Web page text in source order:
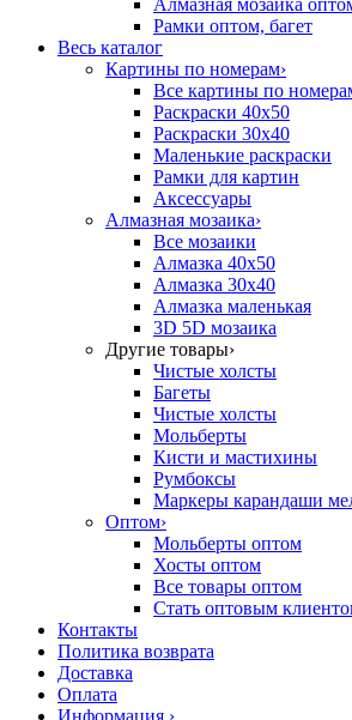
Алмазная мозаика
Рамки оптом, багет
Весь каталог
Картины по номерам›
Все картины по
Раскраски 40х50
Раскраски 30х40
Маленькие раскраски
Рамки для картин
Аксессуары
Алмазная мозаика›
Все мозаики
Алмазка 40х50
Алмазка 30х40
Алмазка маленькая
3D 5D мозаика
Другие товары›
Чистые холсты
Багеты
Чистые холсты
Мольберты
Кисти и мастихины
Румбоксы
Маркеры карандаши
Оптом›
Мольберты оптом
Хосты оптом
Все товары оптом
Стать оптовым
Контакты
Политика возврата
Доставка
Оплата
Информация ›